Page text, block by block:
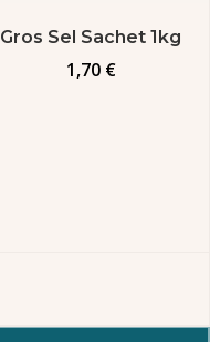
Gros Sel Sachet 1kg
1,70 €